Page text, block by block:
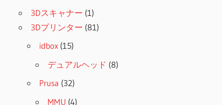
3Dスキャナー (1)
3Dプリンター (81)
idbox (15)
デュアルヘッド (8)
Prusa (32)
MMU (4)